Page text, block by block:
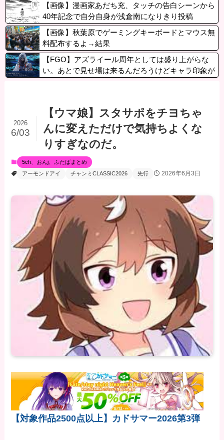
【画像】漫画家あだち充、タッチの告白シーンから
40年記念で自分自身が浅倉南になりきり投稿
【画像】秋葉原でゲーミングキーボードとマウス無
料配布するよ→結果
【FGO】アズライール周年としては盛り上がらな
い。あとで見せ場は来るんだろうけどキャラ印象が
【ウマ娘】スタサポをチヨちゃ
んに変えただけで気持ちよくな
りすぎなのだ。
2026
6/03
5ch、おんj、ふたばまとめ
アーモンドアイ
チャンミCLASSIC2026 先行 2026年6月3日
【対象作品2500点以上】カドサマー2026第3弾